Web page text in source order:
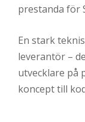
prestanda för
En stark
leverantör –
utvecklare på
koncept till